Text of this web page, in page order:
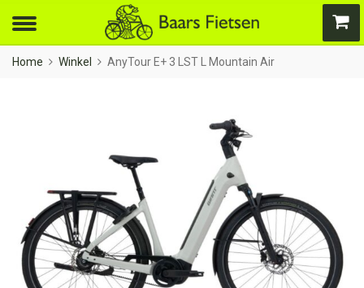
Home Winkel AnyTour E+ 3 LST L Mountain Air